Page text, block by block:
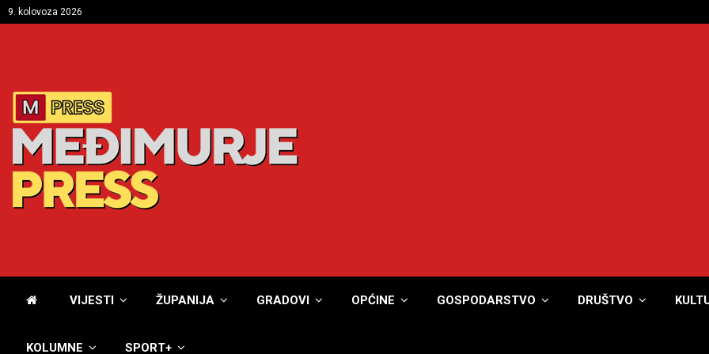
9. kolovoza 2026
VIJESTI ŽUPANIJA GRADOVI OPĆINE GOSPODARSTVO DRUŠTVO
KOLUMNE SPORT+